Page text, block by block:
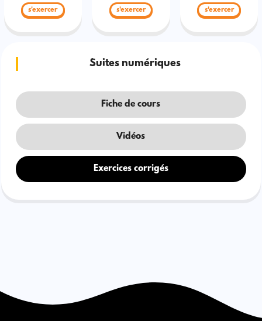
s'exercer s'exercer s'exercer
Suites numériques
Fiche de cours
Vidéos
Exercices corrigés